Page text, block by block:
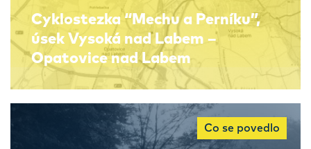
Cyklostezka “Mechu a Perníku”,
úsek Vysoká nad Labem –
Opatovice nad Labem
Co se povedlo